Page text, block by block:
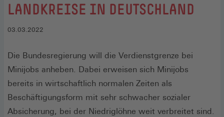
LANDKREISE IN DEUTSCHLAND
03.03.2022
Die Bundesregierung will die Verdienstgrenze bei
Minijobs anheben. Dabei erweisen sich Minijobs
bereits in wirtschaftlich normalen Zeiten als
Beschäftigungsform mit sehr schwacher sozialer
Absicherung, bei der Niedriglöhne weit verbreitet sind.